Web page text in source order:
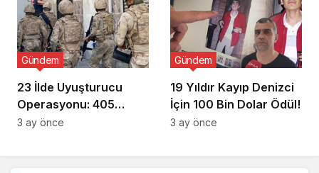
23 İlde Uyuşturucu
Operasyonu: 405
Gözaltı!
Gündem
3 ay önce
19 Yıldır Kayıp Denizci
İçin 100 Bin Dolar Ödül!
Gündem
3 ay önce